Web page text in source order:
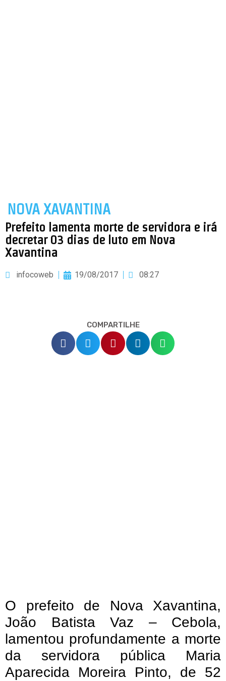
NOVA XAVANTINA
Prefeito lamenta morte de servidora e irá
decretar 03 dias de luto em Nova
Xavantina
infocoweb 19/08/2017 08:27
COMPARTILHE
O prefeito de Nova Xavantina,
João Batista Vaz – Cebola,
lamentou profundamente a morte
da servidora pública Maria
Aparecida Moreira Pinto, de 52